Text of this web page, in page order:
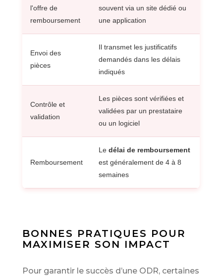
l'offre de
remboursement
souvent via un site dédié ou
une application
Envoi des
pièces
Il transmet les justificatifs
demandés dans les délais
indiqués
Contrôle et
validation
Les pièces sont vérifiées et
validées par un prestataire
ou un logiciel
Remboursement
Le délai de remboursement
est généralement de 4 à 8
semaines
BONNES PRATIQUES POUR
MAXIMISER SON IMPACT
Pour garantir le succès d’une ODR, certaines